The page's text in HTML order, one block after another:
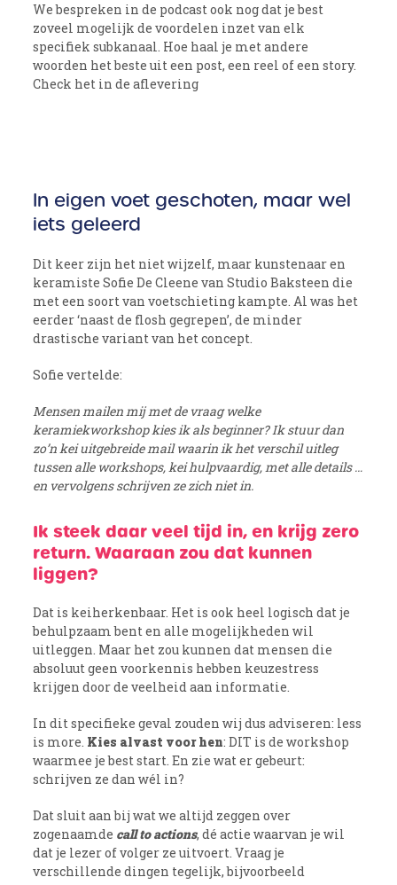
We bespreken in de podcast ook nog dat je best
zoveel mogelijk de voordelen inzet van elk
specifiek subkanaal. Hoe haal je met andere
woorden het beste uit een post, een reel of een story.
Check het in de aflevering
In eigen voet geschoten, maar wel
iets geleerd
Dit keer zijn het niet wijzelf, maar kunstenaar en
keramiste Sofie De Cleene van Studio Baksteen die
met een soort van voetschieting kampte. Al was het
eerder ‘naast de flosh gegrepen’, de minder
drastische variant van het concept.
Sofie vertelde:
Mensen mailen mij met de vraag welke
keramiekworkshop kies ik als beginner? Ik stuur dan
zo’n kei uitgebreide mail waarin ik het verschil uitleg
tussen alle workshops, kei hulpvaardig, met alle details …
en vervolgens schrijven ze zich niet in.
Ik steek daar veel tijd in, en krijg zero
return. Waaraan zou dat kunnen
liggen?
Dat is keiherkenbaar. Het is ook heel logisch dat je
behulpzaam bent en alle mogelijkheden wil
uitleggen. Maar het zou kunnen dat mensen die
absoluut geen voorkennis hebben keuzestress
krijgen door de veelheid aan informatie.
In dit specifieke geval zouden wij dus adviseren: less
is more. Kies alvast voor hen: DIT is de workshop
waarmee je best start. En zie wat er gebeurt:
schrijven ze dan wél in?
Dat sluit aan bij wat we altijd zeggen over
zogenaamde call to actions, dé actie waarvan je wil
dat je lezer of volger ze uitvoert. Vraag je
verschillende dingen tegelijk, bijvoorbeeld